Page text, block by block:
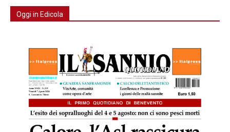
Oggi in Edicola